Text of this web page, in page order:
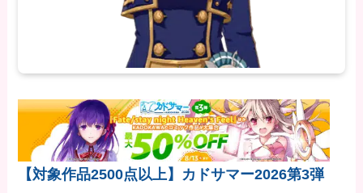
【対象作品2500点以上】カドサマー2026第3弾